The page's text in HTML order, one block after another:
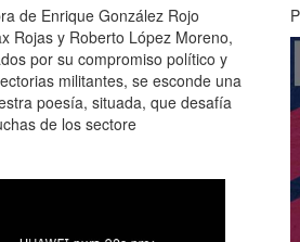
de Enrique González Rojo
Rojas y Roberto López Moreno,
por su compromiso político y
militantes, se esconde una
poesía, situada, que desafía
de los sectore